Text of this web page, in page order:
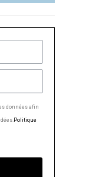
données afin
Politique